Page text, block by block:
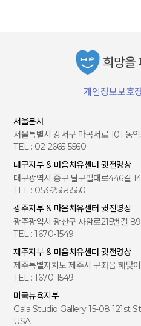
개인정보보호
서울본사
서울특별시 강서구 마곡서로 101 동
TEL : 02-2665-5560
대구지부 & 마음치유센터 귓전명상
대구광역시 중구 달구벌대로446길
TEL : 053-256-5560
광주지부 & 마음치유센터 귓전명상
광주광역시 광산구 사암로215번길
TEL : 1670-1549
제주지부 & 마음치유센터 귓전명상
제주특별자치도 제주시 구좌읍 해맞
TEL : 1670-1549
미국뉴욕지부
Gala Studio Gallery 15-08 121st
USA